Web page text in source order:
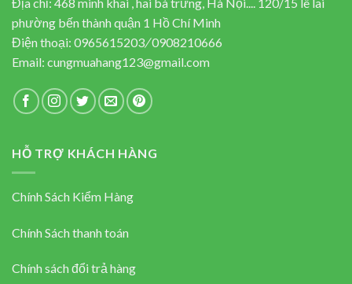
phường bến thành quận 1 Hồ Chí Minh
Điện thoại: 0965615203/0908210666
Email: cungmuahang123@gmail.com
HỖ TRỢ KHÁCH HÀNG
Chính Sách Kiểm Hàng
Chính Sách thanh toán
Chính sách đổi trả hàng